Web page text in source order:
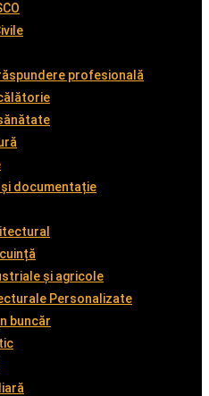
profesională
și documentație
și agricole
Personalizate
buncăr